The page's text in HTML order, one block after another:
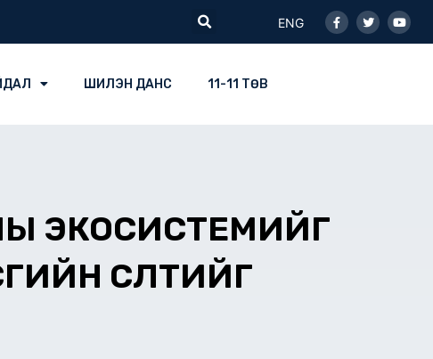
Search
ENG
f
ШИЛЭН ДАНС 11-11 ТӨВ
ЭКОСИСТЕМИЙГ
ӨСӨЛТИЙГ